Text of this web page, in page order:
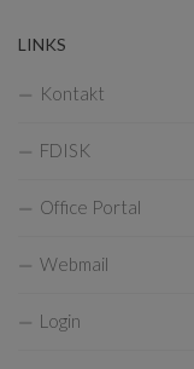
LINKS
Kontakt
FDISK
Office Portal
Webmail
Login